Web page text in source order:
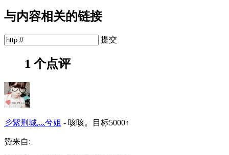
与内容相关的链接
提交
1 个点评
彡紫荆城灬兮姐 - 咳咳。目标5000↑
赞来自: